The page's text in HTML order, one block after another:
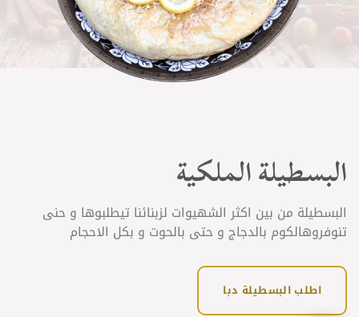
البسطيلة الملكية
البسطيلة من بين اكثر الشهيوات لزبنائنا تيطلبوها و حنى
تنوفروهالكوم بالدجاج و حتى بالحوت و بكل الاحجام
اطلب البسطيلة دبا